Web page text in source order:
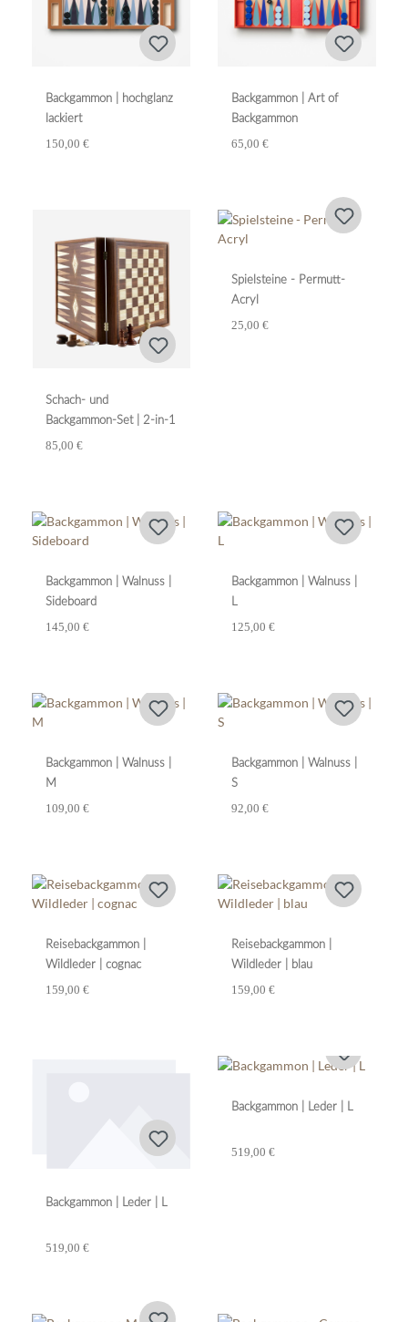
Backgammon | hochglanz
lackiert
150,00 €
Backgammon | Art of
Backgammon
65,00 €
Schach- und
Backgammon-Set | 2-in-1
85,00 €
Spielsteine - Permutt-
Acryl
25,00 €
Backgammon | Walnuss |
Sideboard
145,00 €
Backgammon | Walnuss |
L
125,00 €
Backgammon | Walnuss |
M
109,00 €
Backgammon | Walnuss |
S
92,00 €
Reisebackgammon |
Wildleder | cognac
159,00 €
Reisebackgammon |
Wildleder | blau
159,00 €
Backgammon | Leder | L
519,00 €
Backgammon | Leder | L
519,00 €